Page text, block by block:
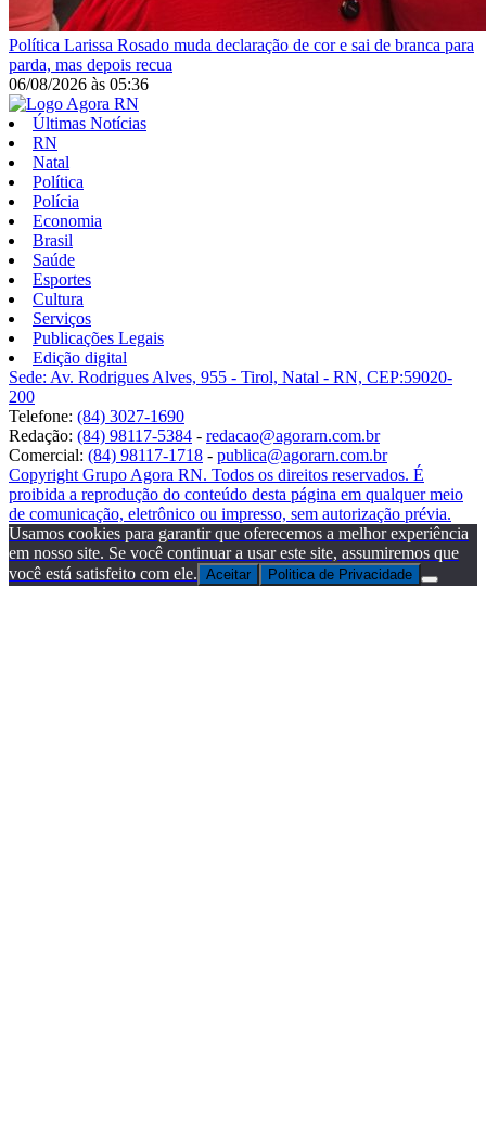
Política Larissa Rosado muda declaração de cor e sai de branca para
parda, mas depois recua
06/08/2026 às 05:36
Últimas Notícias
RN
Natal
Política
Polícia
Economia
Brasil
Saúde
Esportes
Cultura
Serviços
Publicações Legais
Edição digital
Sede: Av. Rodrigues Alves, 955 - Tirol, Natal - RN, CEP:59020-
200
Telefone: (84) 3027-1690
Redação: (84) 98117-5384 - redacao@agorarn.com.br
Comercial: (84) 98117-1718 - publica@agorarn.com.br
Copyright Grupo Agora RN. Todos os direitos reservados. É
proibida a reprodução do conteúdo desta página em qualquer meio
de comunicação, eletrônico ou impresso, sem autorização prévia.
Usamos cookies para garantir que oferecemos a melhor experiência
em nosso site. Se você continuar a usar este site, assumiremos que
você está satisfeito com ele. Aceitar Politica de Privacidade